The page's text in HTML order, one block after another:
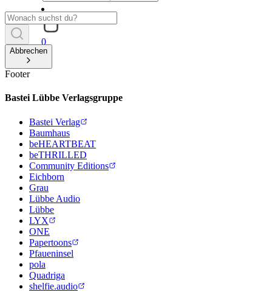
0
Abbrechen
Footer
Bastei Lübbe Verlagsgruppe
Bastei Verlag
Baumhaus
beHEARTBEAT
beTHRILLED
Community Editions
Eichborn
Grau
Lübbe Audio
Lübbe
LYX
ONE
Papertoons
Pfaueninsel
pola
Quadriga
shelfie.audio